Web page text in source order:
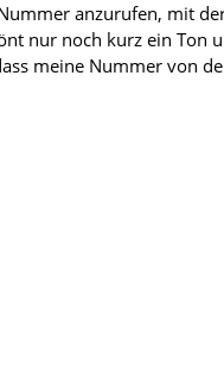
anzurufen, mit
nur noch kurz ein Ton
meine Nummer von